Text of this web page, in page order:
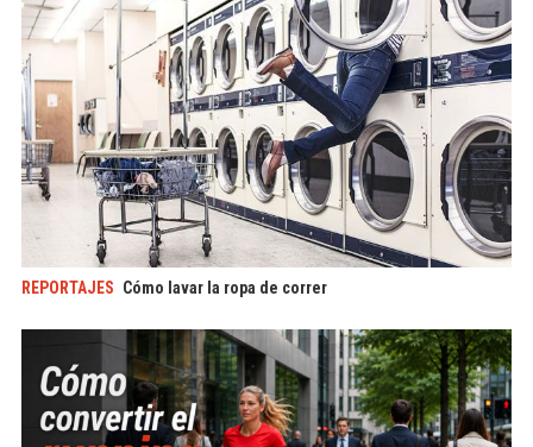
REPORTAJES Cómo lavar la ropa de correr